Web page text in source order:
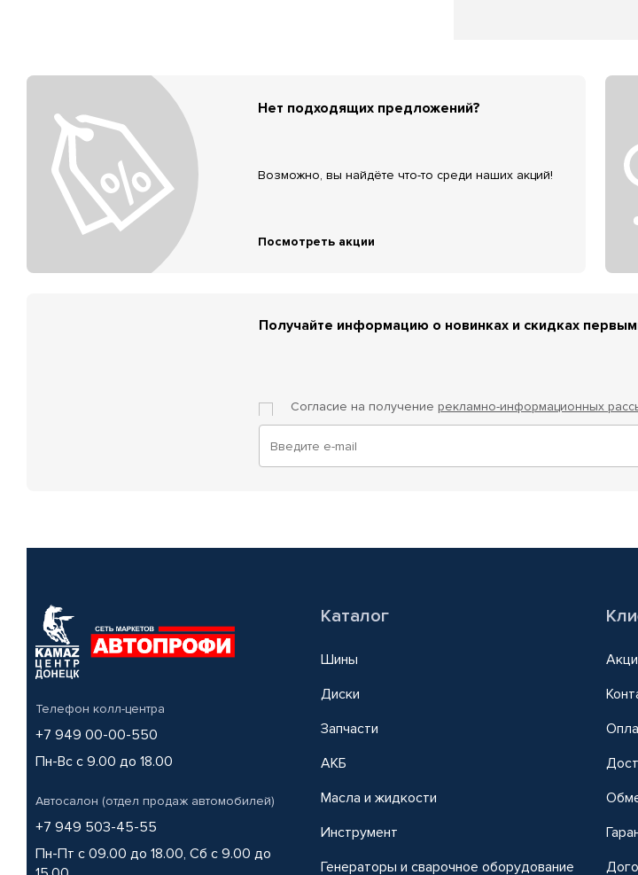
Нет подходящих предложений?
Возможно, вы найдёте что-то среди наших акций!
Посмотреть акции
Получайте информацию о новинках и скидках
Согласие на получение рекламно-информационных
Телефон колл-центра
+7 949 00-00-550
Пн-Вс с 9.00 до 18.00
Автосалон (отдел продаж автомобилей)
+7 949 503-45-55
Пн-Пт с 09.00 до 18.00, Сб с 9.00 до
Каталог
Шины
Диски
Запчасти
АКБ
Масла и жидкости
Инструмент
Генераторы и сварочное оборудование